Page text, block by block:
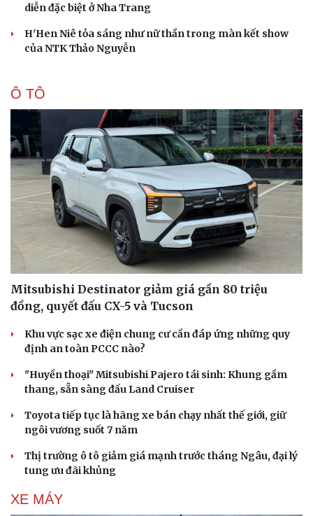
Tư vấn
check-in
Cửa sổ tình yêu
diễn đặc biệt ở Nha Trang
H'Hen Niê tỏa sáng như nữ thần trong màn kết show
của NTK Thảo Nguyễn
Ô TÔ
Mitsubishi Destinator giảm giá gần 80 triệu
đồng, quyết đấu CX-5 và Tucson
Khu vực sạc xe điện chung cư cần đáp ứng những quy
định an toàn PCCC nào?
"Huyền thoại" Mitsubishi Pajero tái sinh: Khung gầm
thang, sẵn sàng đấu Land Cruiser
Toyota tiếp tục là hãng xe bán chạy nhất thế giới, giữ
ngôi vương suốt 7 năm
Thị trường ô tô giảm giá mạnh trước tháng Ngâu, đại lý
tung ưu đãi khủng
XE MÁY